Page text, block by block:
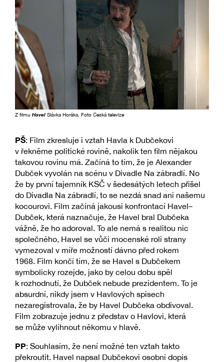
Z filmu Havel Slávka Horáka. Foto Česká televize
PŠ: Film zkresluje i vztah Havla k Dubčekovi
v řekněme politické rovině, nakolik ten film nějakou
takovou rovinu má. Začíná to tím, že je Alexander
Dubček vyvolán na scénu v Divadle Na zábradlí. No
že by první tajemník KSČ v šedesátých letech přišel
do Divadla Na zábradlí, to se nezdá snad ani našemu
kocourovi. Film začíná jakousi konfrontací Havel–
Dubček, která naznačuje, že Havel bral Dubčeka
vážně, že ho adoroval. To ale nemá s realitou nic
společného, Havel se vůči mocenské roli strany
vymezoval v míře možností dávno před rokem
1968. Film končí tím, že se Havel s Dubčekem
symbolicky rozejde, jako by celou dobu spěl
k rozhodnutí, že Dubček nebude prezidentem. To je
absurdní, nikdy jsem v Havlových spisech
nezaregistrovala, že by Havel Dubčeka obdivoval.
Film zobrazuje jednu z představ o Havlovi, která
se může vylíhnout někomu v hlavě.
PP: Souhlasím, že není možné ten vztah takto
překroutit. Havel napsal Dubčekovi osobní dopis